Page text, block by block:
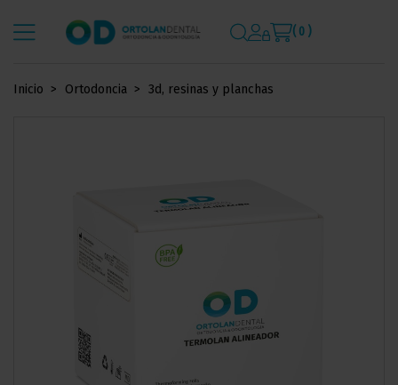
( 0 )
Inicio Ortodoncia 3d, resinas y planchas